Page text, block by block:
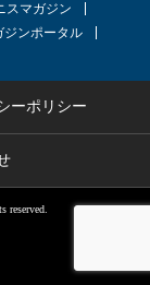
スマガジン
ジンポータル
ーポリシー